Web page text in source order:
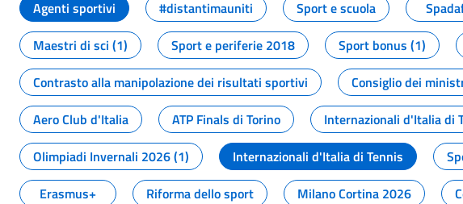
Agenti sportivi
#distantimauniti Sport e scuola
Maestri di sci (1)
Sport e periferie 2018 Sport bonus (1)
Contrasto alla manipolazione dei risultati sportivi
Consiglio dei
Aero Club d'Italia
ATP Finals di Torino Internazionali d'Italia di
Olimpiadi Invernali 2026 (1)
Internazionali d'Italia di Tennis
Erasmus+
Riforma dello sport Milano Cortina 2026